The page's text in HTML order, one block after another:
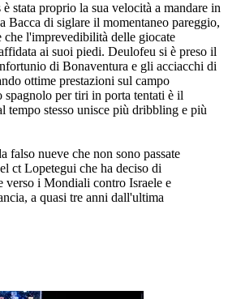
stata proprio la sua velocità a mandare in
Bacca di siglare il momentaneo pareggio,
che l'imprevedibilità delle giocate
ai suoi piedi. Deulofeu si è preso il
di Bonaventura e gli acciacchi di
ottime prestazioni sul campo
spagnolo per tiri in porta tentati è il
tempo stesso unisce più dribbling e più
falso nueve che non sono passate
ct Lopetegui che ha deciso di
verso i Mondiali contro Israele e
a quasi tre anni dall'ultima